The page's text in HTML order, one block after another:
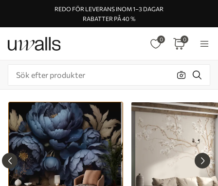
REDO FÖR LEVERANS INOM 1–3 DAGAR
RABATTER PÅ 40 %
0 0